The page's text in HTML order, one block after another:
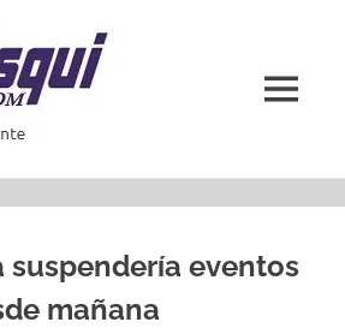
MENÚ
suspendería eventos
mañana